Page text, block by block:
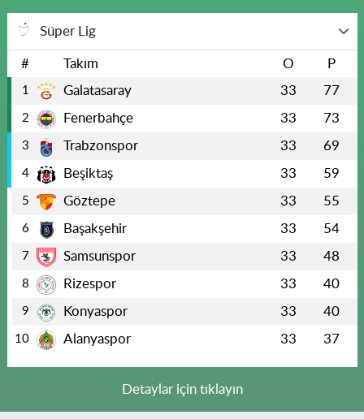
Süper Lig
# Takım O P
1 Galatasaray 33 77
2 Fenerbahçe 33 73
3 Trabzonspor 33 69
4 Beşiktaş 33 59
5 Göztepe 33 55
6 Başakşehir 33 54
7 Samsunspor 33 48
8 Rizespor 33 40
9 Konyaspor 33 40
10 Alanyaspor 33 37
Detaylar için tıklayın